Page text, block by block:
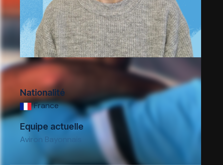
Nationalité
France
Equipe actuelle
Aviron Bayonnais